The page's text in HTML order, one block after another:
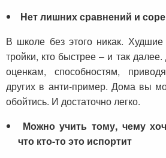
Нет лишних сравнений и
В школе без этого никак.
тройки, кто быстрее – и так
оценкам, способностям,
других в анти-пример. Дома вы
обойтись. И достаточно легко.
Можно учить тому, чему
что кто-то это испортит